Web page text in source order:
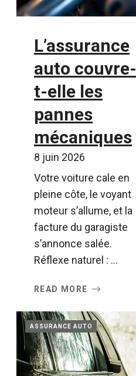
L’assurance
auto couvre-
t-elle les
pannes
mécaniques
8 juin 2026
Votre voiture cale en
pleine côte, le voyant
moteur s’allume, et la
facture du garagiste
s’annonce salée.
Réflexe naturel : ...
READ MORE
ASSURANCE AUTO